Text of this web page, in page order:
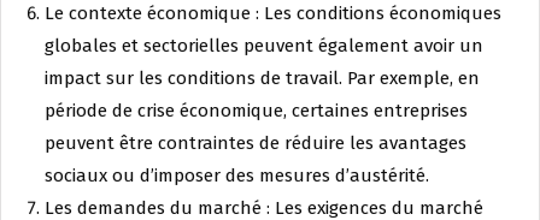
Le contexte économique : Les conditions économiques
globales et sectorielles peuvent également avoir un
impact sur les conditions de travail. Par exemple, en
période de crise économique, certaines entreprises
peuvent être contraintes de réduire les avantages
sociaux ou d’imposer des mesures d’austérité.
Les demandes du marché : Les exigences du marché